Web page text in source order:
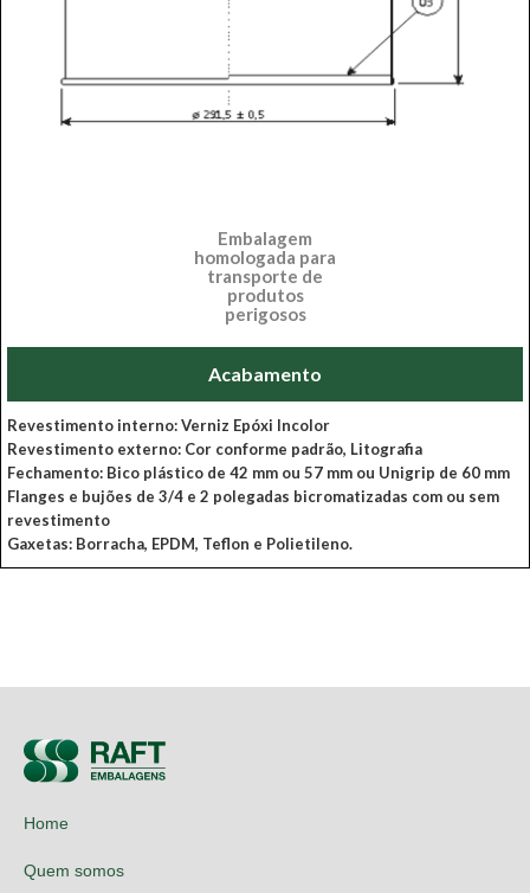
Embalagem
homologada para
transporte de
produtos
perigosos
Acabamento
Revestimento interno: Verniz Epóxi Incolor
Revestimento externo: Cor conforme padrão, Litografia
Fechamento: Bico plástico de 42 mm ou 57 mm ou Unigrip de 60 mm
Flanges e bujões de 3/4 e 2 polegadas bicromatizadas com ou sem
revestimento
Gaxetas: Borracha, EPDM, Teflon e Polietileno.
Home
Quem somos